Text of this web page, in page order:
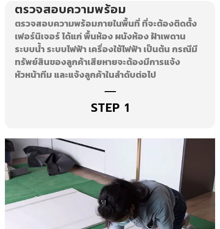
ตรวจสอบความพร้อม
ตรวจสอบความพร้อมภายในพื้นที่ ที่จะต้องติดตั้ง
เฟอร์นิเจอร์ ได้แก่ พื้นห้อง ผนังห้อง ฝ้าเพดาน
ระบบน้ำ ระบบไฟฟ้า เครื่องใช้ไฟฟ้า เป็นต้น กรณีมี
ทรัพย์สินของลูกค้าเสียหายจะต้องมีการแจ้ง
หัวหน้าทีม และแจ้งลูกค้าในลําดับต่อไป
STEP 1